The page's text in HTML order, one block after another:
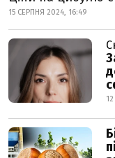
15 СЕРПНЯ 2024, 16:49